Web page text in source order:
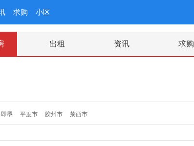
求购 小区
出租 资讯 求购
即墨 平度市 胶州市 莱西市